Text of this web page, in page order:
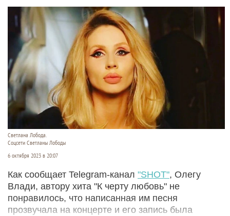
Светлана Лобода.
Соцсети Светланы Лободы
6 октября 2023 в 20:07
Как сообщает Telegram-канал "SHOT", Олегу
Влади, автору хита "К черту любовь" не
понравилось, что написанная им песня
прозвучала на концерте и его запись была